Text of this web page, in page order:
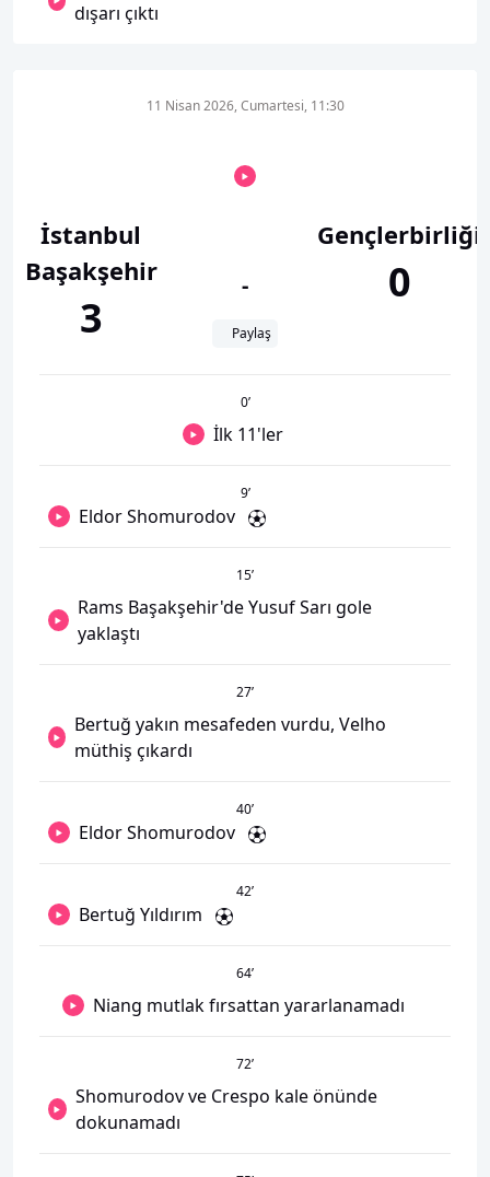
dışarı çıktı
İstanbul
Başakşehir
3
11 Nisan 2026, Cumartesi, 11:30
-
Paylaş
Gençlerbirliği
0
0’
İlk 11'ler
9’
Eldor Shomurodov
15’
Rams Başakşehir'de Yusuf Sarı gole
yaklaştı
27’
Bertuğ yakın mesafeden vurdu, Velho
müthiş çıkardı
40’
Eldor Shomurodov
42’
Bertuğ Yıldırım
64’
Niang mutlak fırsattan yararlanamadı
72’
Shomurodov ve Crespo kale önünde
dokunamadı